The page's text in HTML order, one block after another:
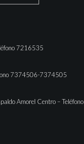
7216535
7374506-7374505
Amorel Centro – Teléfono